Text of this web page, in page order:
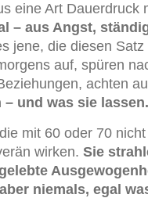
eine Art Dauerdruck
– aus Angst,
jene, die diesen
auf, spüren
achten
und was sie lassen.
mit 60 oder 70
wirken. Sie
niemals, egal